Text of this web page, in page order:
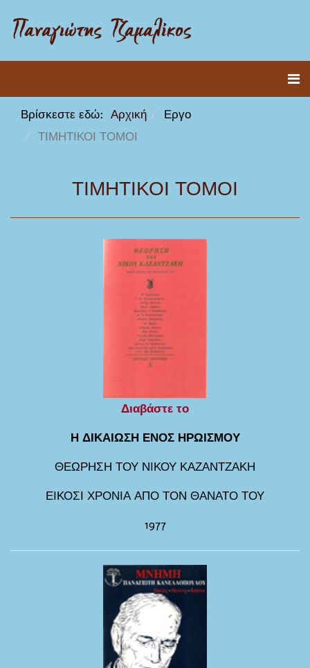
Βρίσκεστε εδώ: Αρχική
Εργο
ΤΙΜΗΤΙΚΟΙ ΤΟΜΟΙ
ΤΙΜΗΤΙΚΟΙ ΤΟΜΟΙ
Διαβάστε το
Η ΔΙΚΑΙΩΣΗ ΕΝΟΣ ΗΡΩΙΣΜΟΥ
ΘΕΩΡΗΣΗ ΤΟΥ ΝΙΚΟΥ ΚΑΖΑΝΤΖΑΚΗ
ΕΙΚΟΣΙ ΧΡΟΝΙΑ ΑΠΟ ΤΟΝ ΘΑΝΑΤΟ ΤΟΥ
1977